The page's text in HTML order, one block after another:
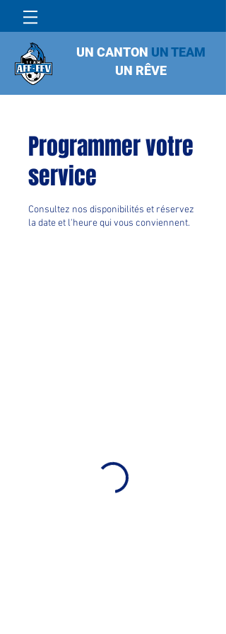
UN CANTON UN TEAM
UN RÊVE
Programmer votre
service
Consultez nos disponibilités et réservez
la date et l'heure qui vous conviennent.